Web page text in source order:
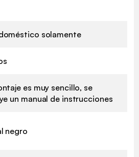
solamente
es muy sencillo, se
un manual de instrucciones
negro